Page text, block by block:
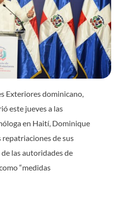
Exteriores dominicano,
este jueves a las
en Haití, Dominique
de sus
las autoridades de
“medidas